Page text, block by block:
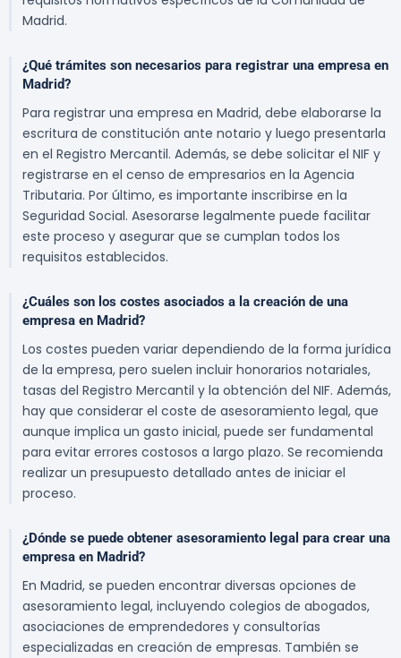
Madrid.
¿Qué trámites son necesarios para registrar una empresa en
Madrid?
Para registrar una empresa en Madrid, debe elaborarse la
escritura de constitución ante notario y luego presentarla
en el Registro Mercantil. Además, se debe solicitar el NIF y
registrarse en el censo de empresarios en la Agencia
Tributaria. Por último, es importante inscribirse en la
Seguridad Social. Asesorarse legalmente puede facilitar
este proceso y asegurar que se cumplan todos los
requisitos establecidos.
¿Cuáles son los costes asociados a la creación de una
empresa en Madrid?
Los costes pueden variar dependiendo de la forma jurídica
de la empresa, pero suelen incluir honorarios notariales,
tasas del Registro Mercantil y la obtención del NIF. Además,
hay que considerar el coste de asesoramiento legal, que
aunque implica un gasto inicial, puede ser fundamental
para evitar errores costosos a largo plazo. Se recomienda
realizar un presupuesto detallado antes de iniciar el
proceso.
¿Dónde se puede obtener asesoramiento legal para crear una
empresa en Madrid?
En Madrid, se pueden encontrar diversas opciones de
asesoramiento legal, incluyendo colegios de abogados,
asociaciones de emprendedores y consultorías
especializadas en creación de empresas. También se